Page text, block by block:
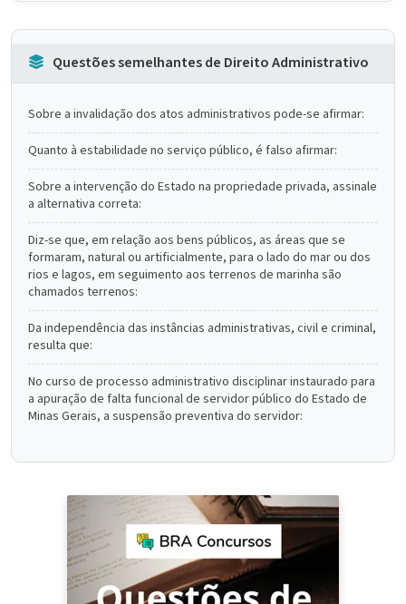
Questões semelhantes de Direito Administrativo
Sobre a invalidação dos atos administrativos pode-se afirmar:
Quanto à estabilidade no serviço público, é falso afirmar:
Sobre a intervenção do Estado na propriedade privada, assinale
a alternativa correta:
Diz-se que, em relação aos bens públicos, as áreas que se
formaram, natural ou artificialmente, para o lado do mar ou dos
rios e lagos, em seguimento aos terrenos de marinha são
chamados terrenos:
Da independência das instâncias administrativas, civil e criminal,
resulta que:
No curso de processo administrativo disciplinar instaurado para
a apuração de falta funcional de servidor público do Estado de
Minas Gerais, a suspensão preventiva do servidor: